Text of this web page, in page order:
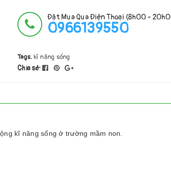
Đặt Mua Qua Điện Thoại (8h00 -
0966139550
Tags: kĩ năng sống
Chia sẻ:
kĩ năng sống ở trường mầm non.